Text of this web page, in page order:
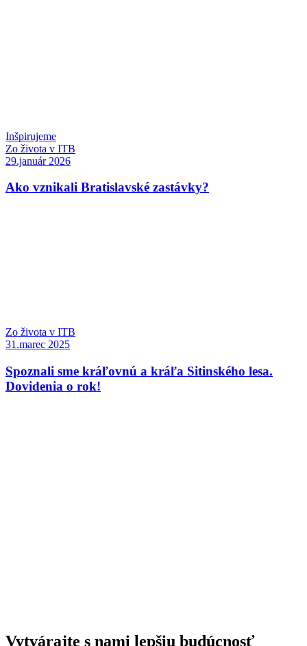
Inšpirujeme
Zo života v ITB
29.január 2026
Ako vznikali Bratislavské zastávky?
Zo života v ITB
31.marec 2025
Spoznali sme kráľovnú a kráľa Sitinského lesa.
Dovidenia o rok!
Vytvárajte s nami lepšiu budúcnosť